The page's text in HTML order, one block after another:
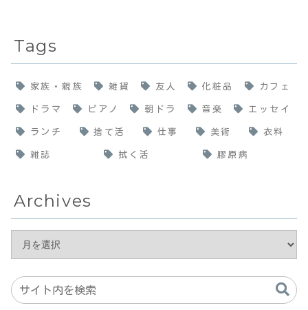
Tags
家族・親族 雑貨 友人 化粧品 カフェ
ドラマ ピアノ 朝ドラ 音楽 エッセイ
ランチ 捨て活 仕事 美術 衣料
雑誌 拭く活 膠原病
Archives